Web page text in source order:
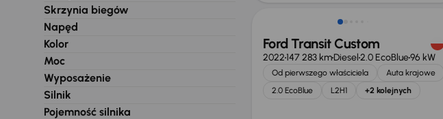
Skrzynia biegów
Napęd
Kolor
Moc
Wyposażenie
Silnik
Pojemność silnika
Ford Transit Custom
2022147 283 kmDiesel2.0 EcoBlue96 kW
Od pierwszego właściciela
Auta krajowe
2.0 EcoBlue
L2H1 +2 kolejnych